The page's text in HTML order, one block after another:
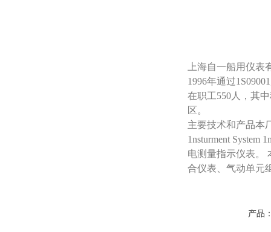
上海自一船用仪
1996年通过
在职工550人，其
区。
主要技术和产品本
1nsturment System
电测量指示仪表。
合仪表、气动单元
产品